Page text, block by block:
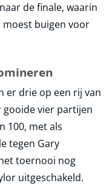
de finale, waarin
moest buigen voor
er drie op een rij van
gooide vier partijen
100, met als
tegen Gary
toernooi nog
uitgeschakeld.